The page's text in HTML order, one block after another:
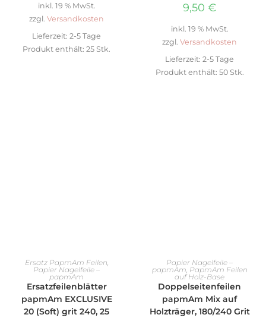
inkl. 19 % MwSt.
zzgl. Versandkosten
Lieferzeit: 2-5 Tage
Produkt enthält: 25 Stk.
9,50 €
inkl. 19 % MwSt.
zzgl. Versandkosten
Lieferzeit: 2-5 Tage
Produkt enthält: 50 Stk.
IN DEN WARENKORB
Ersatz PapmAm Feilen,
Papier Nagelfeile –
papmAm
Ersatzfeilenblätter
papmAm EXCLUSIVE
20 (Soft) grit 240, 25
IN DEN WARENKORB
Papier Nagelfeile –
papmAm, PapmAm Feilen
auf Holz-Base
Doppelseitenfeilen
papmAm Mix auf
Holzträger, 180/240 Grit